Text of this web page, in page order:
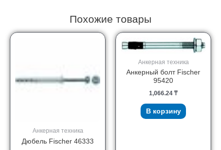
Похожие товары
Анкерная техника
Дюбель Fischer 46333
Анкерная техника
Анкерный болт Fischer
95420
1,066.24 ₸
В корзину